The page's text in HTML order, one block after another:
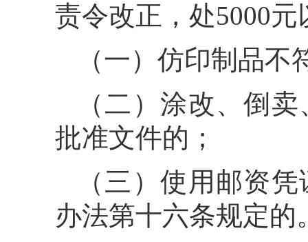
责令改正，处5000
（一）仿印制品
（二）涂改、倒
批准文件的；
（三）使用邮资
办法第十六条规定的